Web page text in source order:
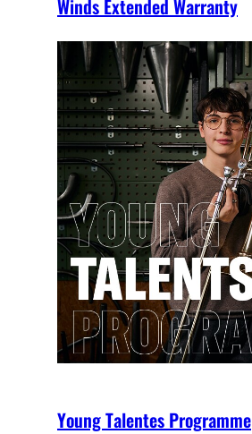
Winds Extended Warranty
Young Talentes Programme